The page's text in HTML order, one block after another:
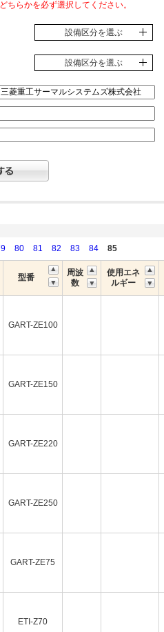
らかを必ず選択してください。
設備区分を選ぶ
設備区分を選ぶ
80 81 82 83 84 85
型番
周波
数
使用エネ
ルギー
GART-ZE100
GART-ZE150
GART-ZE220
GART-ZE250
GART-ZE75
ETI-Z70